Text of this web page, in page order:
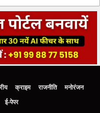
क्राइम राजनीति
मनोरंजन
ई-पेपर